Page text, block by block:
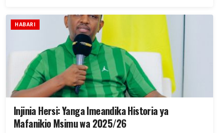
HABARI
Injinia Hersi: Yanga Imeandika Historia ya
Mafanikio Msimu wa 2025/26